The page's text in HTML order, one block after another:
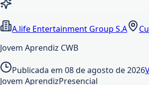
A.life Entertainment Group S.A
Jovem Aprendiz CWB
Publicada em 08 de agosto de 2026
Jovem AprendizPresencial